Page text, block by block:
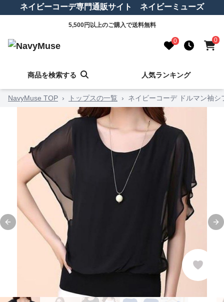
ネイビーコーデ専門通販サイト ネイビーミューズ
5,500円以上のご購入で送料無料
0 0
商品を検索する 人気ランキング
NavyMuse TOP › トップスの一覧 › ネイビーコーデ ドルマン袖
Previous slide